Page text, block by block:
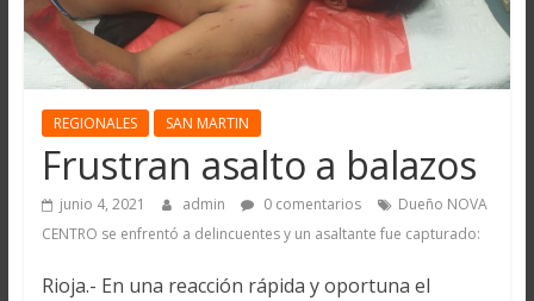
REGIONALES SAN MARTIN
Frustran asalto a balazos
junio 4, 2021 admin 0 comentarios
Dueño NOVA
CENTRO se enfrentó a delincuentes y un asaltante fue capturado:
Rioja.- En una reacción rápida y oportuna el